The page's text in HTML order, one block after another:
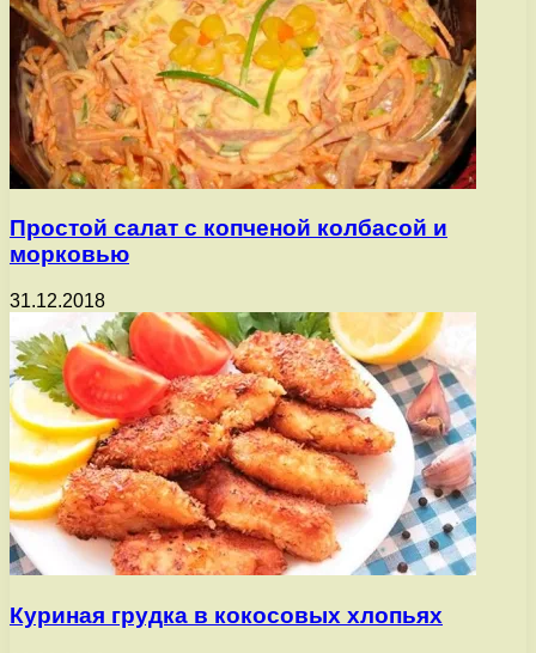
Простой салат с копченой колбасой и
морковью
31.12.2018
Куриная грудка в кокосовых хлопьях